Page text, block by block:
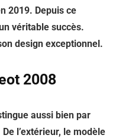
2019. Depuis ce
véritable succès.
design exceptionnel.
2008
aussi bien par
l’extérieur, le modèle